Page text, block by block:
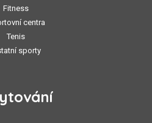
Fitness
centra
Tenis
sporty